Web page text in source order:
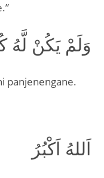
وَلَمْ يَكُنْ لَّهُ
panjenengane.
اَللهُ اَكْبُرُ